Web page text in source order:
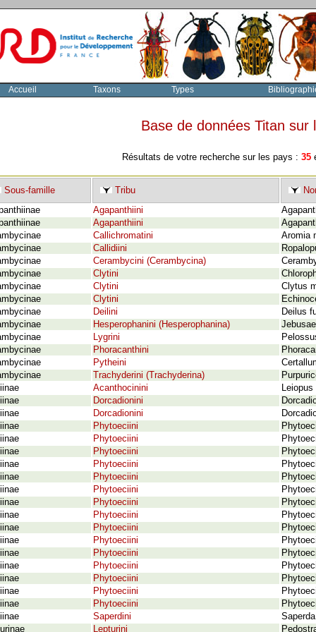
Accueil Taxons Types
Base de données Titan
Résultats de votre recherche sur les pays : 35
Sous-famille Tribu
Agapanthiini
Agapanthiini
Callichromatini
Aromia
Callidiini
Cerambycini (Cerambycina)
Clytini
Clytini
Clytus
Clytini
Deilini
Deilus
Hesperophanini (Hesperophanina)
Lygrini
Phoracanthini
Pytheini
Trachyderini (Trachyderina)
Acanthocinini
Dorcadionini
Dorcadionini
Phytoeciini
Phytoeciini
Phytoeciini
Phytoeciini
Phytoeciini
Phytoeciini
Phytoeciini
Phytoeciini
Phytoeciini
Phytoeciini
Phytoeciini
Phytoeciini
Phytoeciini
Phytoeciini
Phytoeciini
Saperdini
Lepturini